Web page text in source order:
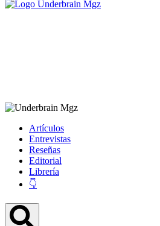
Artículos
Entrevistas
Reseñas
Editorial
Librería
👇